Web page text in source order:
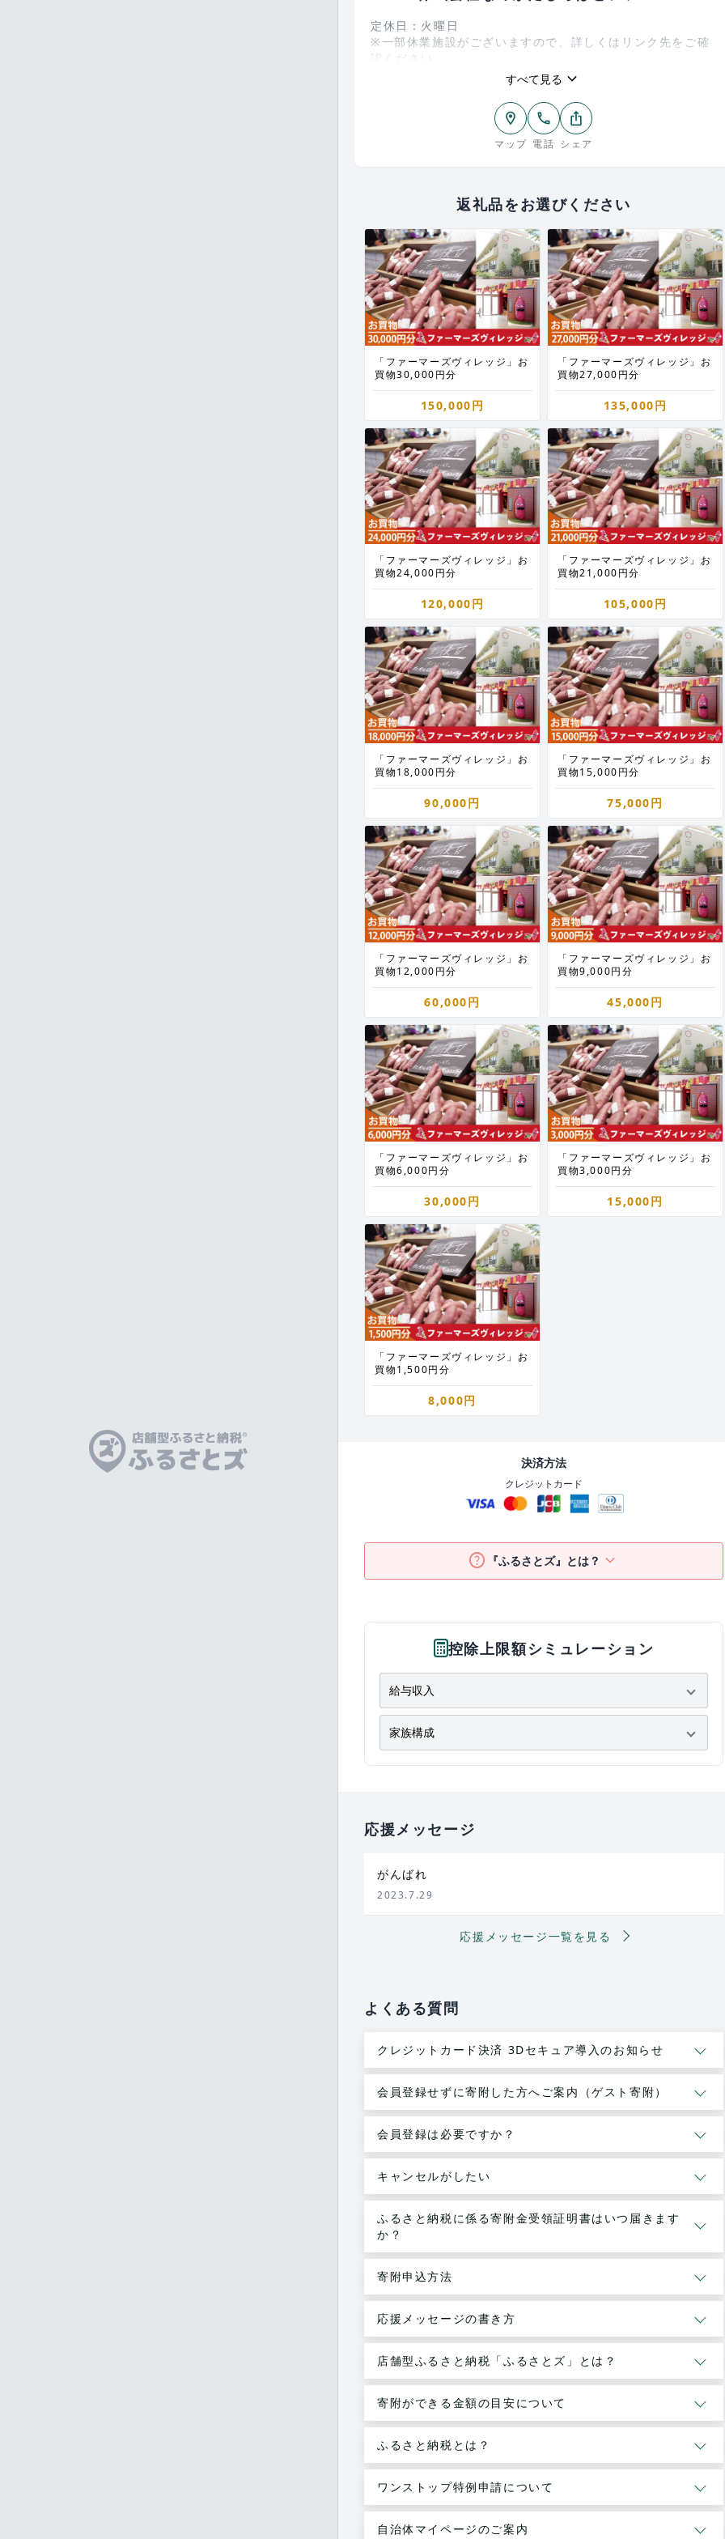
定休日：火曜日
※一部休業施設がございますので、詳しくはリンク先をご確
認ください。
チケットのお受け取りはインフォメーションでお願いいたし
https://www.namegata-fv.jp/
すべて見る keyboard_arrow_down
location_on
マップ
phone
電話
ios_share
シェア
返礼品をお選びください
「ファーマーズヴィレッジ」お
買物30,000円分
150,000円
「ファーマーズヴィレッジ」お
買物27,000円分
135,000円
「ファーマーズヴィレッジ」お
買物24,000円分
120,000円
「ファーマーズヴィレッジ」お
買物21,000円分
105,000円
「ファーマーズヴィレッジ」お
買物18,000円分
90,000円
「ファーマーズヴィレッジ」お
買物15,000円分
75,000円
「ファーマーズヴィレッジ」お
買物12,000円分
60,000円
「ファーマーズヴィレッジ」お
買物9,000円分
45,000円
「ファーマーズヴィレッジ」お
買物6,000円分
30,000円
「ファーマーズヴィレッジ」お
買物3,000円分
15,000円
「ファーマーズヴィレッジ」お
買物1,500円分
8,000円
決済方法
クレジットカード
help 『ふるさとズ』とは？ keyboard_arrow_down
控除上限額シミュレーション
応援メッセージ
がんばれ
2023.7.29
応援メッセージ一覧を見る
よくある質問
クレジットカード決済 3Dセキュア導入のお知らせ
会員登録せずに寄附した方へご案内（ゲスト寄附）
会員登録は必要ですか？
キャンセルがしたい
ふるさと納税に係る寄附金受領証明書はいつ届きます
か？
寄附申込方法
応援メッセージの書き方
店舗型ふるさと納税「ふるさとズ」とは？
寄附ができる金額の目安について
ふるさと納税とは？
ワンストップ特例申請について
自治体マイページのご案内